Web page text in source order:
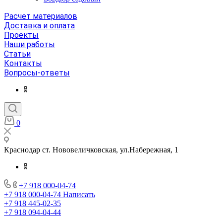
Расчет материалов
Доставка и оплата
Проекты
Наши работы
Статьи
Контакты
Вопросы-ответы
0
Краснодар ст. Нововеличковская, ул.Набережная, 1
+7 918 000-04-74
+7 918 000-04-74 Написать
+7 918 445-02-35
+7 918 094-04-44